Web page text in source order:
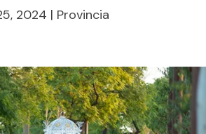
2024 | Provincia